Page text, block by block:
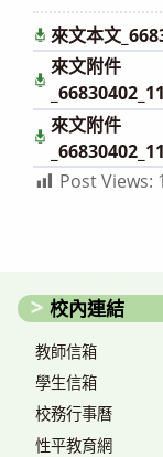
來文本文
來文附件
來文附件
Post Views:
校內連結
教師信箱
學生信箱
校務行事曆
性平教育網